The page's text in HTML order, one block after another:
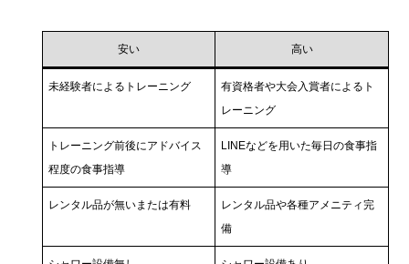
安い 高い
未経験者によるトレーニング
有資格者や大会入賞者によるト
レーニング
トレーニング前後にアドバイス
程度の食事指導
LINEなどを用いた毎日の食事指
導
レンタル品が無いまたは有料
レンタル品や各種アメニティ完
備